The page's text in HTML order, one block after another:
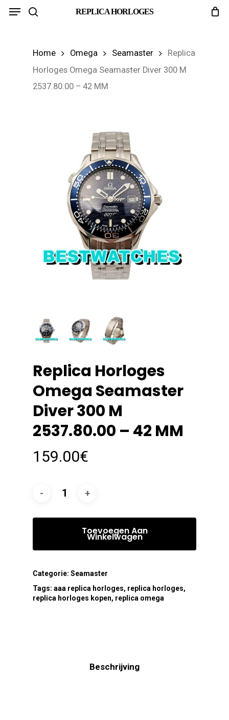
Skip
REPLICA HORLOGES
Menu
Home Omega Seamaster
Replica
Horloges Omega Seamaster Diver 300 M
2537.80.00 – 42 MM
Replica Horloges
Omega Seamaster
Diver 300 M
2537.80.00 – 42 MM
159.00€
Toevoegen Aan
Winkelwagen
Categorie: Seamaster
Tags: aaa replica horloges, replica horloges,
replica horloges kopen, replica omega
Beschrijving